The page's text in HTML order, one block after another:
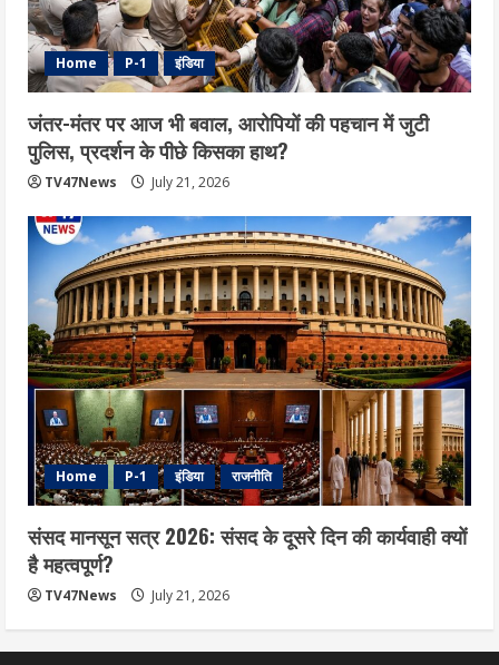
Home P-1 इंडिया
जंतर-मंतर पर आज भी बवाल, आरोपियों की पहचान में जुटी
पुलिस, प्रदर्शन के पीछे किसका हाथ?
TV47News July 21, 2026
Home P-1 इंडिया राजनीति
संसद मानसून सत्र 2026: संसद के दूसरे दिन की कार्यवाही क्यों
है महत्वपूर्ण?
TV47News July 21, 2026